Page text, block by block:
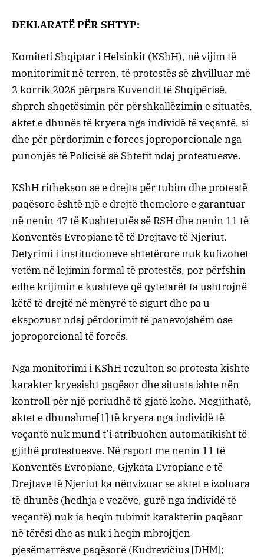
DEKLARATË PËR SHTYP:
Komiteti Shqiptar i Helsinkit (KShH), në vijim të
monitorimit në terren, të protestës së zhvilluar më
2 korrik 2026 përpara Kuvendit të Shqipërisë,
shpreh shqetësimin për përshkallëzimin e situatës,
aktet e dhunës të kryera nga individë të veçantë, si
dhe për përdorimin e forces joproporcionale nga
punonjës të Policisë së Shtetit ndaj protestuesve.
KShH rithekson se e drejta për tubim dhe protestë
paqësore është një e drejtë themelore e garantuar
në nenin 47 të Kushtetutës së RSH dhe nenin 11 të
Konventës Evropiane të të Drejtave të Njeriut.
Detyrimi i institucioneve shtetërore nuk kufizohet
vetëm në lejimin formal të protestës, por përfshin
edhe krijimin e kushteve që qytetarët ta ushtrojnë
këtë të drejtë në mënyrë të sigurt dhe pa u
ekspozuar ndaj përdorimit të panevojshëm ose
joproporcional të forcës.
Nga monitorimi i KShH rezulton se protesta kishte
karakter kryesisht paqësor dhe situata ishte nën
kontroll për një periudhë të gjatë kohe. Megjithatë,
aktet e dhunshme[1] të kryera nga individë të
veçantë nuk mund t’i atribuohen automatikisht të
gjithë protestuesve. Në raport me nenin 11 të
Konventës Evropiane, Gjykata Evropiane e të
Drejtave të Njeriut ka nënvizuar se aktet e izoluara
të dhunës (hedhja e vezëve, gurë nga individë të
veçantë) nuk ia heqin tubimit karakterin paqësor
në tërësi dhe as nuk i heqin mbrojtjen
pjesëmarrësve paqësorë (Kudrevičius [DHM];